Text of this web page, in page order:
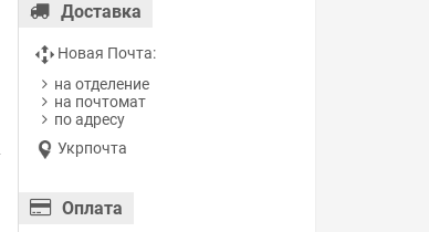
Доставка
Новая Почта:
на отделение
на почтомат
по адресу
Укрпочта
Оплата